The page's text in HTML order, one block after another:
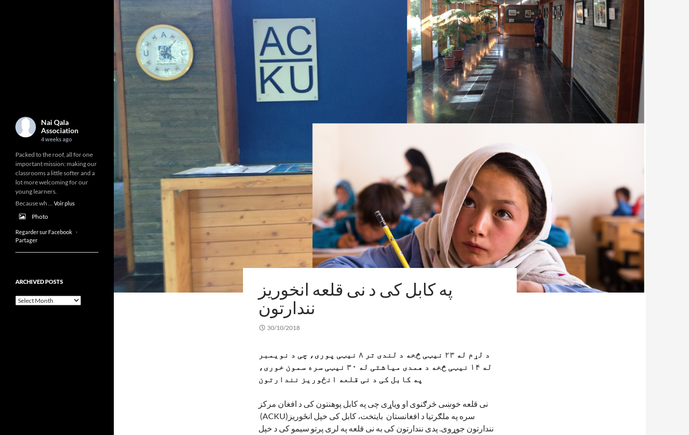
په کابل کی د نی قلعه انخوریز
نندارتون
30/10/2018
د لړم له ۲۳ نیټی څخه د لندی تر ۸ نیټی پوری، چی د نویمبر
له ۱۴ نیټی څخه د همدی میاشتی له ۳۰ نیټی سره سمون خوری،
په کابل کی د نی قلعه انځوریز نندارتون
نی قلعه خوښی څرګنوی او ویاړی چی په کابل پوهنتون کی د افغان مرکز
(ACKU)سره په ملګرتیا د افغانستان بایتخت، کابل کی خپل انځوریز
نندارتون جوړوی. پدی نندارتون کی به نی قلعه په لری پرتو سیمو کی د خپل
Nai Qala
Association
4 weeks ago
Packed to the roof, all for one
important mission: making our
classrooms a little softer and a
lot more welcoming for our
young learners.
Because wh ... Voir plus
Photo
Regarder sur Facebook ·
Partager
ARCHIVED POSTS
Archived